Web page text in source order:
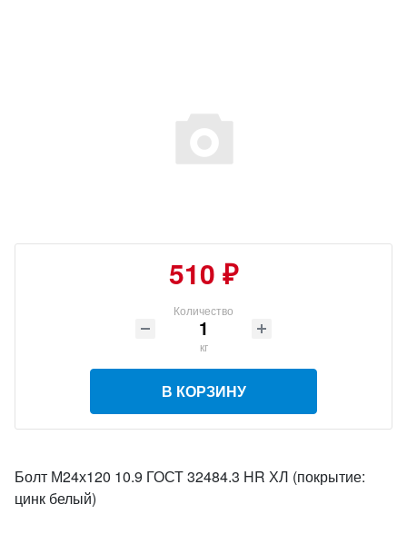
510 ₽
Количество
кг
В КОРЗИНУ
Болт М24х120 10.9 ГОСТ 32484.3 HR ХЛ (покрытие:
цинк белый)